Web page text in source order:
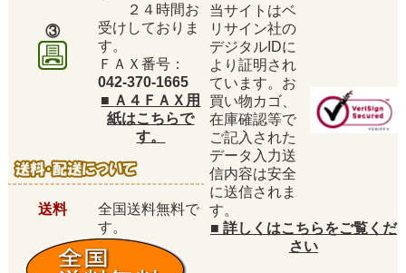
③
２４時間お
受けしておりま
す。
ＦＡＸ番号：
042-370-1665
当サイトはベ
リサイン社の
デジタルIDに
より証明され
ています。お
買い物カゴ、
在庫確認等で
ご記入された
データ入力送
信内容は安全
に送信されま
す。
■ 詳しくはこちらをご覧くだ
さい
■ Ａ４ＦＡＸ用
紙はこちらで
す。
送料
全国送料無料で
す。